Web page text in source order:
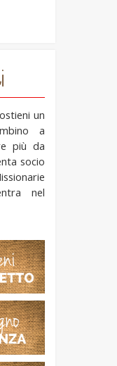
un
a
più da
socio
nel